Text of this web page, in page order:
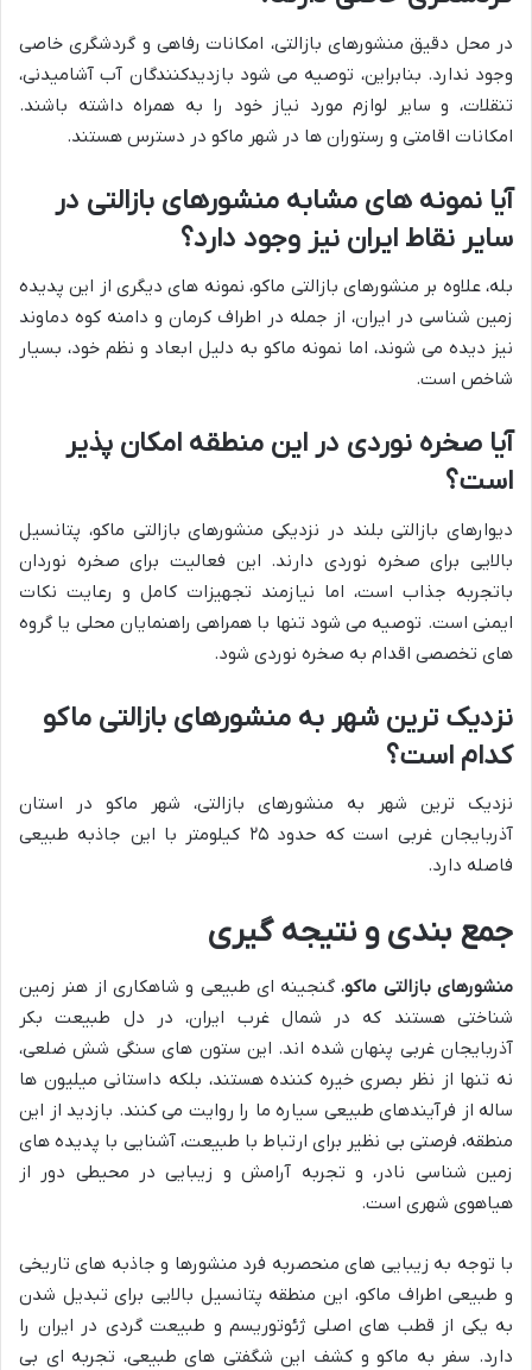
در محل دقیق منشورهای بازالتی، امکانات رفاهی و گردشگری خاصی
وجود ندارد. بنابراین، توصیه می شود بازدیدکنندگان آب آشامیدنی،
تنقلات، و سایر لوازم مورد نیاز خود را به همراه داشته باشند.
امکانات اقامتی و رستوران ها در شهر ماکو در دسترس هستند.
آیا نمونه های مشابه منشورهای بازالتی در
سایر نقاط ایران نیز وجود دارد؟
بله، علاوه بر منشورهای بازالتی ماکو، نمونه های دیگری از این پدیده
زمین شناسی در ایران، از جمله در اطراف کرمان و دامنه کوه دماوند
نیز دیده می شوند، اما نمونه ماکو به دلیل ابعاد و نظم خود، بسیار
شاخص است.
آیا صخره نوردی در این منطقه امکان پذیر
است؟
دیوارهای بازالتی بلند در نزدیکی منشورهای بازالتی ماکو، پتانسیل
بالایی برای صخره نوردی دارند. این فعالیت برای صخره نوردان
باتجربه جذاب است، اما نیازمند تجهیزات کامل و رعایت نکات
ایمنی است. توصیه می شود تنها با همراهی راهنمایان محلی یا گروه
های تخصصی اقدام به صخره نوردی شود.
نزدیک ترین شهر به منشورهای بازالتی ماکو
کدام است؟
نزدیک ترین شهر به منشورهای بازالتی، شهر ماکو در استان
آذربایجان غربی است که حدود ۲۵ کیلومتر با این جاذبه طبیعی
فاصله دارد.
جمع بندی و نتیجه گیری
منشورهای بازالتی ماکو، گنجینه ای طبیعی و شاهکاری از هنر زمین
شناختی هستند که در شمال غرب ایران، در دل طبیعت بکر
آذربایجان غربی پنهان شده اند. این ستون های سنگی شش ضلعی،
نه تنها از نظر بصری خیره کننده هستند، بلکه داستانی میلیون ها
ساله از فرآیندهای طبیعی سیاره ما را روایت می کنند. بازدید از این
منطقه، فرصتی بی نظیر برای ارتباط با طبیعت، آشنایی با پدیده های
زمین شناسی نادر، و تجربه آرامش و زیبایی در محیطی دور از
هیاهوی شهری است.
با توجه به زیبایی های منحصربه فرد منشورها و جاذبه های تاریخی
و طبیعی اطراف ماکو، این منطقه پتانسیل بالایی برای تبدیل شدن
به یکی از قطب های اصلی ژئوتوریسم و طبیعت گردی در ایران را
دارد. سفر به ماکو و کشف این شگفتی های طبیعی، تجربه ای بی